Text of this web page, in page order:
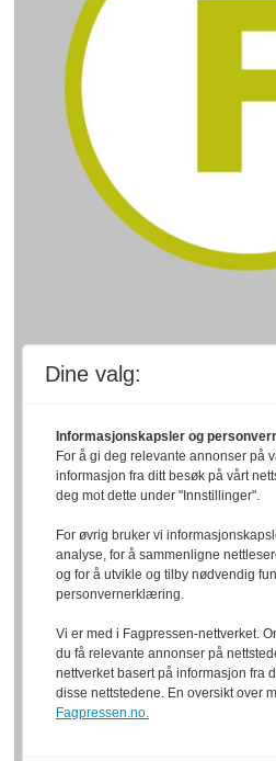
Dine valg:
Informasjonskapsler og
For å gi deg relevante annonser på
informasjon fra ditt besøk på vårt
deg mot dette under "Innstillinger".
For øvrig bruker vi
analyse, for å sammenligne
og for å utvikle og tilby nødvendig
personvernerklæring.
Vi er med i Fagpressen-nettverket.
du få relevante annonser på
nettverket basert på informasjon fra
disse nettstedene. En oversikt over
Fagpressen.no.